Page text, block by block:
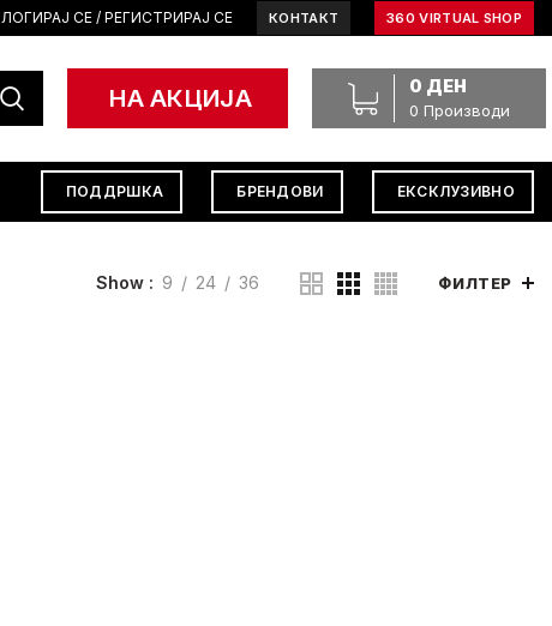
ЛОГИРАЈ СЕ / РЕГИСТРИРАЈ СЕ КОНТАКТ 360 VIRTUAL SHOP
НА АКЦИЈА 0 Производи
0 ДЕН
ПОДДРШКА БРЕНДОВИ ЕКСКЛУЗИВНО
Show 9 24 36 ФИЛТЕР